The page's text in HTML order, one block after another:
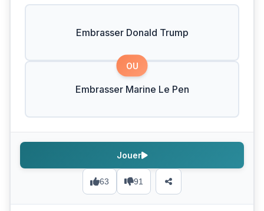
Embrasser Donald Trump
OU
Embrasser Marine Le Pen
63 91
Jouer